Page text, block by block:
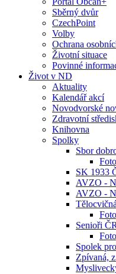
Sběrný dvůr
CzechPoint
Volby
Ochrana
Životní situace
Povinné
Život v ND
Aktuality
Kalendář akcí
Novodvorské
Zdravotní
Knihovna
Spolky
Sbor
SK 1933
AVZO -
AVZO -
Senioři
Spolek
Zpívaná,